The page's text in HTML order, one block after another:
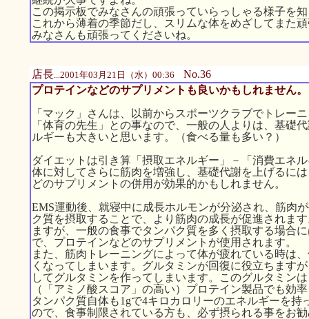
この掲示板でみなさんの頑張っていらっしゃる様子を
これから薄着の季節だし、スリムな体をめざしてまた
みなさんも頑張ってくださいね。
店長...2001年03月21日（水）00:36 No.36
プロテインなどのサプリメントも良いかもしれません。
「マック」さんは、以前からスポーツクラブでトレー
「体育の先生」との事なので、一般の人よりは、基礎
ルギーも大きいと思います。（食べる量も多い？）
ダイエットは引き算「摂取エネルギー」－「消費エネ
体に対してさらに筋肉を増強し、基礎代謝を上げるに
どのサプリメントの併用が効果的かもしれません。
EMS運動後、就寝中に成長ホルモンが分泌され、筋肉
ク質を摂取することで、より筋肉の成長が促進されま
ますが、一般の食事でタンパク質を多く摂取する場合
で、プロテインなどのサプリメントが使用されます。
また、筋肉トレーニングによって体が疲れている時は
くなってしまいます。グルタミンが回復に役立ちます
してグルタミンを作ってしまいます。このグルタミン
（「アミノ酸スコア」の高い）プロテイン製品でも効
タンパク質自体も1gで4キロカロリーのエネルギーを
ので、食事制限されている方も、必ず摂られる事をお